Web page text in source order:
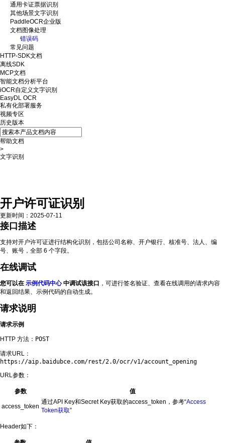
通用卡证票据识别
其他场景文字识别
PaddleOCR企业版
文档图像处理
错误码
常见问题
HTTP-SDK文档
离线SDK
MCP文档
智能文档分析平台
iOCR自定义文字识别
EasyDL OCR
私有化部署服务
视频专区
历史版本
帮助文档
>
文字识别
开户许可证识别
更新时间 ： 2025-07-11
接口描述
支持对开户许可证进行结构化识别，包括公司名称、开户银行、核准号、法人、编
号、账号，全部 6 个字段。
在线调试
您可以在 示例代码中心中调试该接口 ，可进行签名验证、查看在线调用的请求内容
和返回结果、示例代码的自动生成。
请求说明
请求示例
HTTP 方法： POST
请求URL：
https://aip.baidubce.com/rest/2.0/ocr/v1/account_opening
URL参数：
参数 值
access_token
通过API Key和Secret Key获取的access_token，参考“Access
Token获取”
Header如下：